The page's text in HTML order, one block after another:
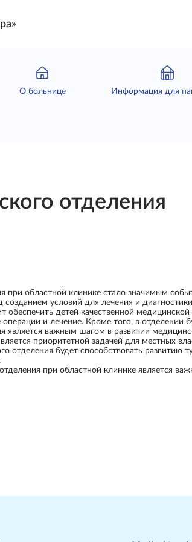
О больнице Информация для
отделения
при областной клинике стало значимым
созданием условий для лечения и
обеспечить детей качественной
и лечение. Кроме того, в
является важным шагом в развитии
приоритетной задачей для местных
отделения будет способствовать
при областной клинике является